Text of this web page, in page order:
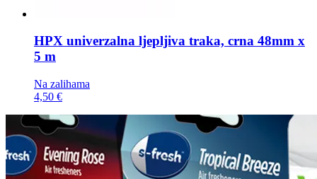
HPX univerzalna ljepljiva traka, crna 48mm x
5 m
Na zalihama
4,50 €